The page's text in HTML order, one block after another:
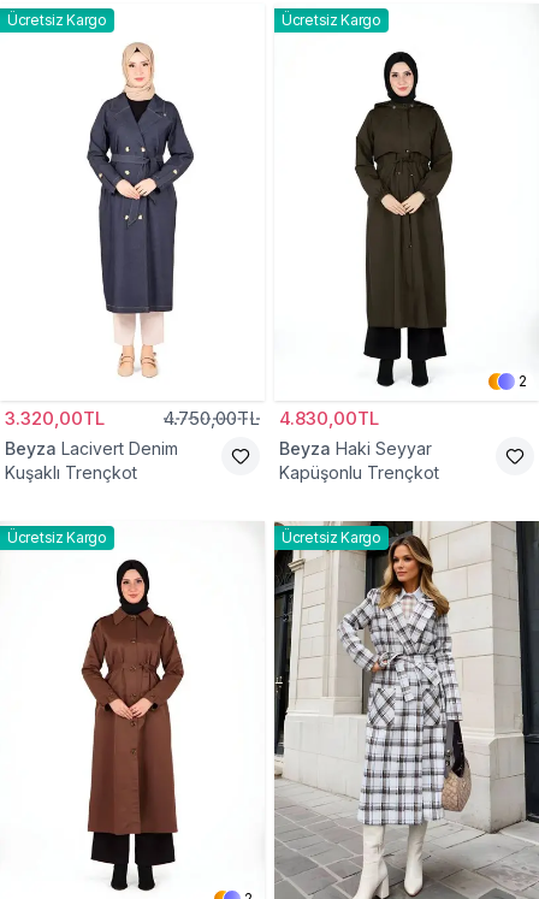
Ücretsiz Kargo
3.320,00TL 4.750,00TL
Beyza Lacivert Denim
Kuşaklı Trençkot
Ücretsiz Kargo
2
4.830,00TL
Beyza Haki Seyyar
Kapüşonlu Trençkot
Ücretsiz Kargo Ücretsiz Kargo